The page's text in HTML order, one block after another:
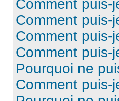
Comment puis-
Comment puis-
Comment puis-
Comment puis-
Pourquoi ne
Comment puis-